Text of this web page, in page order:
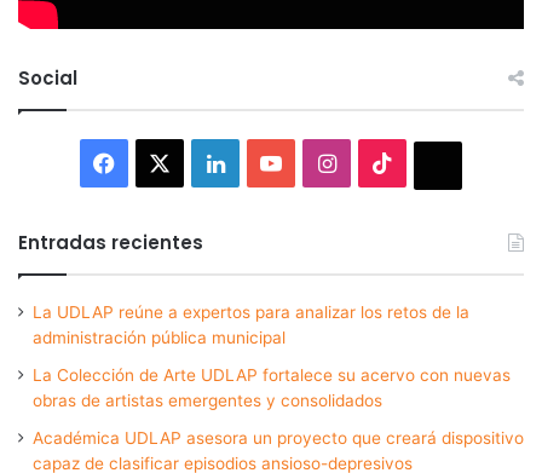
Social
Facebook LinkedInYouTubeInstagram
Entradas recientes
La UDLAP reúne a expertos para analizar los retos de la
administración pública municipal
La Colección de Arte UDLAP fortalece su acervo con nuevas
obras de artistas emergentes y consolidados
Académica UDLAP asesora un proyecto que creará dispositivo
capaz de clasificar episodios ansioso-depresivos